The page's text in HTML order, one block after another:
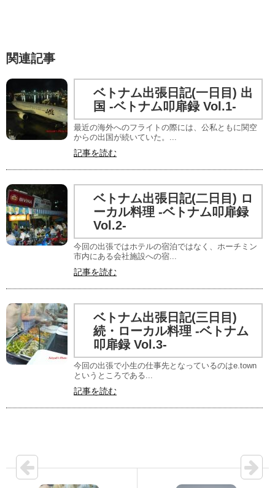
関連記事
ベトナム出張日記(一日目) 出
国 -ベトナム叩扉録 Vol.1-
最近の海外へのフライトの際には、公私ともに関空
からの出国が続いていた。...
記事を読む
ベトナム出張日記(二日目) ロ
ーカル料理 -ベトナム叩扉録
Vol.2-
今回の出張ではホテルの宿泊ではなく、ホーチミン
市内にある会社施設への宿...
記事を読む
ベトナム出張日記(三日目)
続・ローカル料理 -ベトナム
叩扉録 Vol.3-
今回の出張で小生の仕事先となっているのはe.town
というところである...
記事を読む